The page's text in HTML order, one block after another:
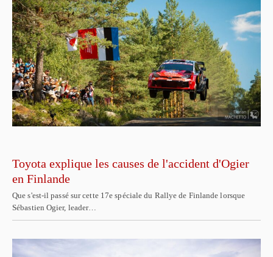
Toyota explique les causes de l'accident d'Ogier
en Finlande
Que s'est-il passé sur cette 17e spéciale du Rallye de Finlande lorsque
Sébastien Ogier, leader…